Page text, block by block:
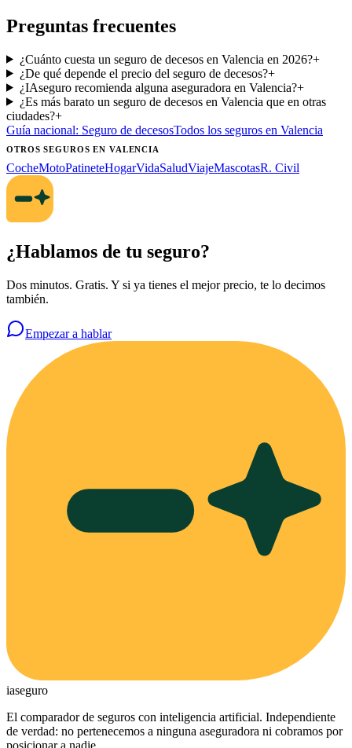
Preguntas frecuentes
¿Cuánto cuesta un seguro de decesos en Valencia en 2026?+
¿De qué depende el precio del seguro de decesos?+
¿IAseguro recomienda alguna aseguradora en Valencia?+
¿Es más barato un seguro de decesos en Valencia que en otras
ciudades?+
Guía nacional: Seguro de decesosTodos los seguros en Valencia
OTROS SEGUROSEN VALENCIA
CocheMotoPatineteHogarVidaSaludViajeMascotasR. Civil
¿Hablamos de tu seguro?
Dos minutos. Gratis. Y si ya tienes el mejor precio, te lo decimos
también.
Empezar a hablar
iaseguro
El comparador de seguros con inteligencia artificial. Independiente
de verdad: no pertenecemos a ninguna aseguradora ni cobramos por
posicionar a nadie.